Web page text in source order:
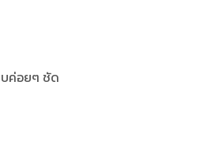
บค่อยๆ ชัด